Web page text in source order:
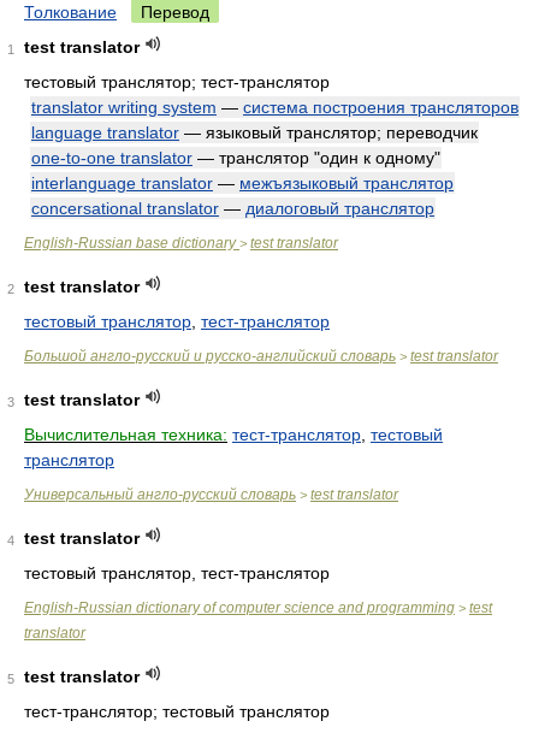
Толкование Перевод
1
test translator
тестовый транслятор; тест-транслятор
translator writing system — система построения трансляторов
language translator — языковый транслятор; переводчик
one-to-one translator — транслятор "один к одному"
interlanguage translator — межъязыковый транслятор
concersational translator — диалоговый транслятор
English-Russian base dictionary> test translator
2
test translator
тестовый транслятор тест-транслятор
Большой англо-русский и русско-английский словарь > test translator
3
test translator
Вычислительная техника: тест-транслятор тестовый
транслятор
Универсальный англо-русский словарь > test translator
4
test translator
тестовый транслятор, тест-транслятор
English-Russian dictionary of computer science and programming > test
translator
5
test translator
тест-транслятор; тестовый транслятор